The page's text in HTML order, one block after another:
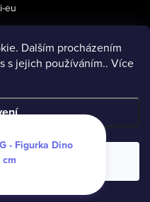
Dalším procházením
s jejich používáním.. Více
eu
. Všechna práva vyhrazena.
G - Figurka Dino